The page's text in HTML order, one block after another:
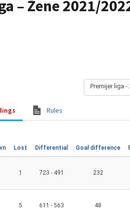
– Žene 2021/
Premijer liga -
Rules
Lost Differential Goal difference
1 723 - 491 232
5 611 - 563 48